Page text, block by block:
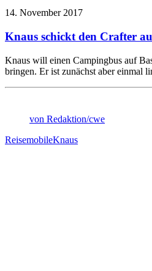
14. November 2017
Knaus schickt den Crafter
Knaus will einen Campingbus auf
bringen. Er ist zunächst aber einmal
von Redaktion/cwe
ReisemobileKnaus